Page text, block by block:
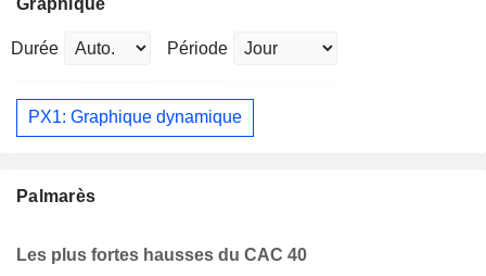
Durée Période
PX1: Graphique dynamique
Palmarès
Les plus fortes hausses du CAC 40